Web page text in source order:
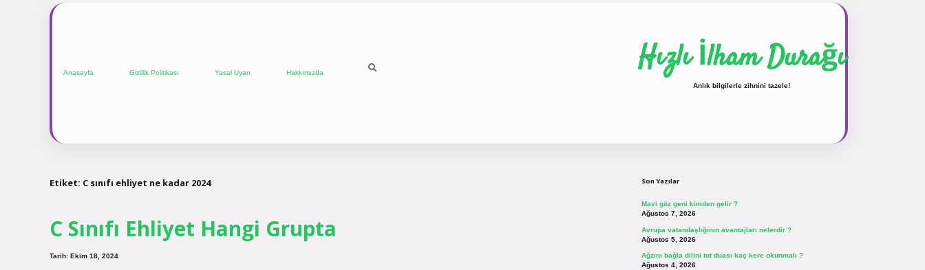
Anasayfa Gizlilik Politikası Yasal Uyarı Hakkımızda Hızlı İlham Durağı
Anlık bilgilerle zihnini tazele!
Etiket: C sınıfı ehliyet ne kadar 2024
C Sınıfı Ehliyet Hangi Grupta
Tarih: Ekim 18, 2024
Son Yazılar
Mavi göz geni kimden gelir ?
Ağustos 7, 2026
Avrupa vatandaşlığının avantajları nelerdir ?
Ağustos 5, 2026
Ağzını bağla dilini tut duası kaç kere okunmalı ?
Ağustos 4, 2026